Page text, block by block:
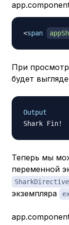
<span
При
будет
Output
Теперь мы
переменной
SharkDirective
экземпляра